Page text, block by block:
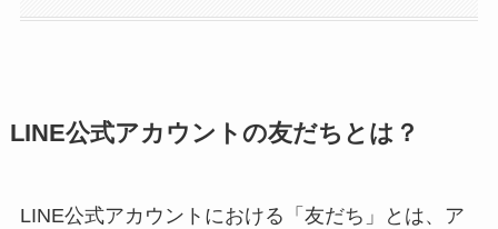
LINE公式アカウントの友だちとは？
LINE公式アカウントにおける「友だち」とは、ア